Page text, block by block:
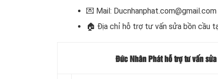
💌 Mail: Ducnhanphat.com@gmail.com
🏠 Địa chỉ hỗ trợ tư vấn sửa bồn cầu
Đức Nhân Phát hỗ trợ tư vấn